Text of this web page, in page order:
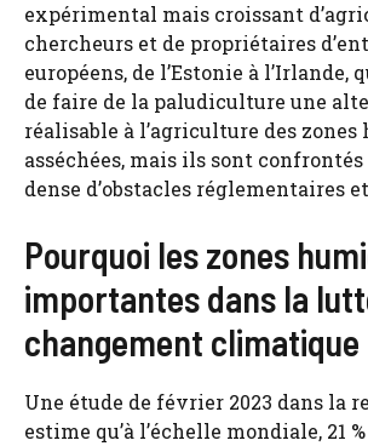
expérimental mais croissant
chercheurs et de propriétaires
européens, de l’Estonie à l’Irlande,
de faire de la paludiculture une
réalisable à l’agriculture des zones
asséchées, mais ils sont confrontés
dense d’obstacles réglementaires
Pourquoi les zones
importantes dans la
changement climatique
Une étude de février 2023 dans la
estime qu’à l’échelle mondiale, 21